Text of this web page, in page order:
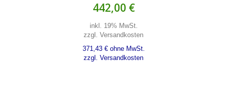
442,00 €
inkl. 19% MwSt.
zzgl. Versandkosten
371,43 € ohne MwSt.
zzgl. Versandkosten